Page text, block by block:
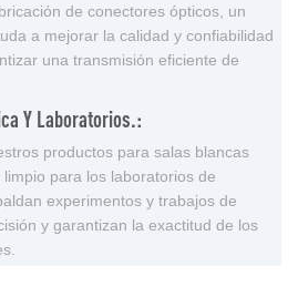
de conectores ópticos, un
a mejorar la calidad y confiabilidad
una transmisión eficiente de
Y Laboratorios.:
productos para salas blancas
para los laboratorios de
experimentos y trabajos de
y garantizan la exactitud de los